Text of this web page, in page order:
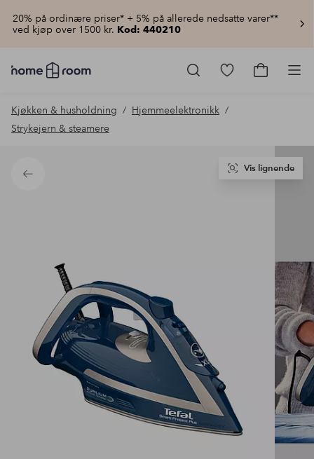
20% på ordinære priser* + 5% på allerede nedsatte varer**
ved kjøp over 1500 kr. Kod: 440210
Homeroom
–
hjemmet
til
lav
Gå
produkter
Gå
Kjøkken & husholdning
Hjemmeelektronikk
Strykejern & steamere
Tilbake
Vis lignende